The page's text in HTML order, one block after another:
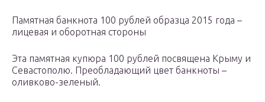
Памятная банкнота 100 рублей образца 2015 года –
лицевая и оборотная стороны
Эта памятная купюра 100 рублей посвящена Крыму и
Севастополю. Преобладающий цвет банкноты –
оливково-зеленый.